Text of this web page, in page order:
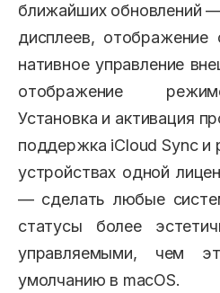
ближайших обновлений
дисплеев, отображение
нативное управление
отображение
Установка и активация
поддержка iCloud Sync и
устройствах одной
— сделать любые
статусы более
управляемыми, чем
умолчанию в macOS.